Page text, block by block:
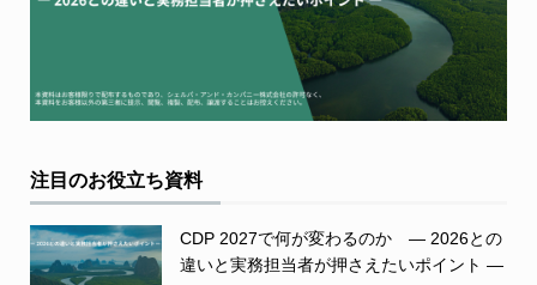
注目のお役立ち資料
CDP 2027で何が変わるのか ― 2026との
違いと実務担当者が押さえたいポイント ―